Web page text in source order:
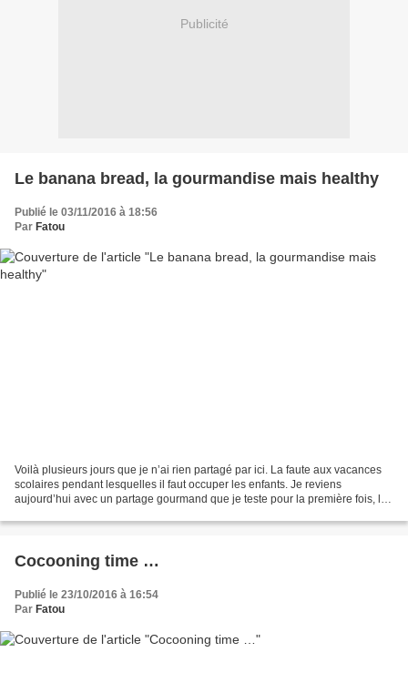
Publicité
Le banana bread, la gourmandise mais healthy
Publié le 03/11/2016 à 18:56
Par Fatou
Voilà plusieurs jours que je n’ai rien partagé par ici. La faute aux vacances
scolaires pendant lesquelles il faut occuper les enfants. Je reviens
aujourd’hui avec un partage gourmand que je teste pour la première fois, le
Cocooning time …
Publié le 23/10/2016 à 16:54
Par Fatou